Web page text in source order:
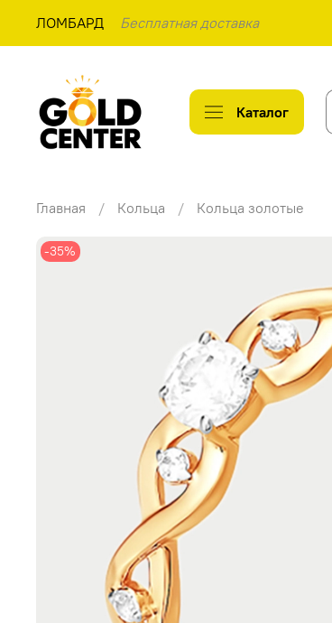
ЛОМБАРД Бесплатная доставка
Каталог
Главная Кольца Кольца золотые
-35%